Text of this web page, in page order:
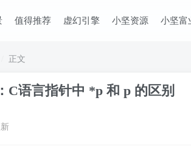
值得推荐 虚幻引擎 小坚资源 小坚富
正文
C语言指针中 *p 和 p 的区别